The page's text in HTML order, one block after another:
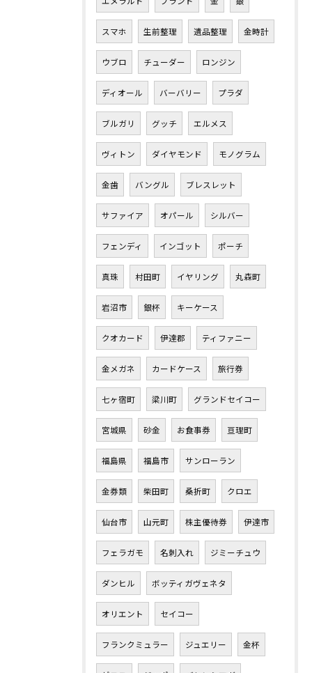
スマホ 生前整理 遺品整理 金時計
ウブロ チューダー ロンジン
ディオール バーバリー プラダ
ブルガリ グッチ エルメス
ヴィトン ダイヤモンド モノグラム
金歯 バングル ブレスレット
サファイア オパール シルバー
フェンディ インゴット ポーチ
真珠 村田町 イヤリング 丸森町
岩沼市 銀杯 キーケース
クオカード 伊達郡 ティファニー
金メガネ カードケース 旅行券
七ヶ宿町 梁川町 グランドセイコー
宮城県 砂金 お食事券 亘理町
福島県 福島市 サンローラン
金券類 柴田町 桑折町 クロエ
仙台市 山元町 株主優待券 伊達市
フェラガモ 名刺入れ ジミーチュウ
ダンヒル ボッティガヴェネタ
オリエント セイコー
フランクミュラー ジュエリー 金杯